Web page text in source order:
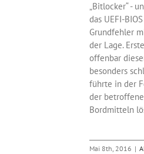
„Bitlocker“ -
das UEFI-
Grundfehler
der Lage.
offenbar
besonders
führte in der
der
Bordmitteln
Mai 8th, 2016 |